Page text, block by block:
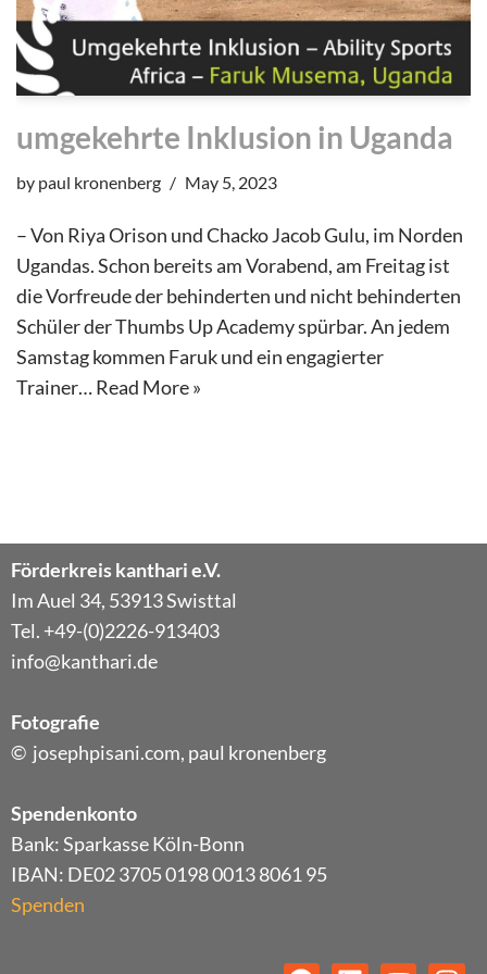
umgekehrte Inklusion in Uganda
by paul kronenberg May 5, 2023
– Von Riya Orison und Chacko Jacob Gulu, im Norden
Ugandas. Schon bereits am Vorabend, am Freitag ist
die Vorfreude der behinderten und nicht behinderten
Schüler der Thumbs Up Academy spürbar. An jedem
Samstag kommen Faruk und ein engagierter
Trainer…Read More »
Förderkreis kanthari e.V.
Im Auel 34, 53913 Swisttal
Tel. +49-(0)2226-913403
info@kanthari.de
Fotografie
© josephpisani.com, paul kronenberg
Spendenkonto
Bank: Sparkasse Köln-Bonn
IBAN: DE02 3705 0198 0013 8061 95
Spenden